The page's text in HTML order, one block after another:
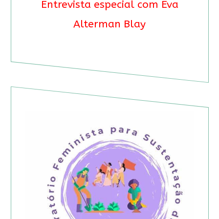
Entrevista especial com Eva
Alterman Blay